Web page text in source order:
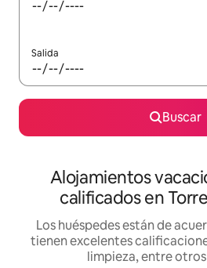
Salida
Buscar
Alojamientos
calificados en
Los huéspedes están de
tienen excelentes
limpieza, entre